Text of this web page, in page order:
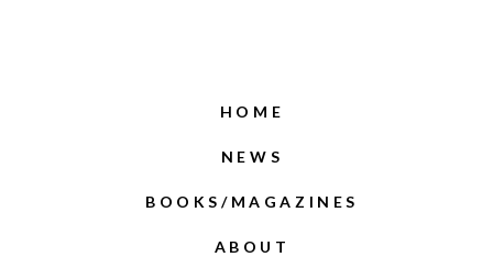
HOME
NEWS
BOOKS/MAGAZINES
ABOUT